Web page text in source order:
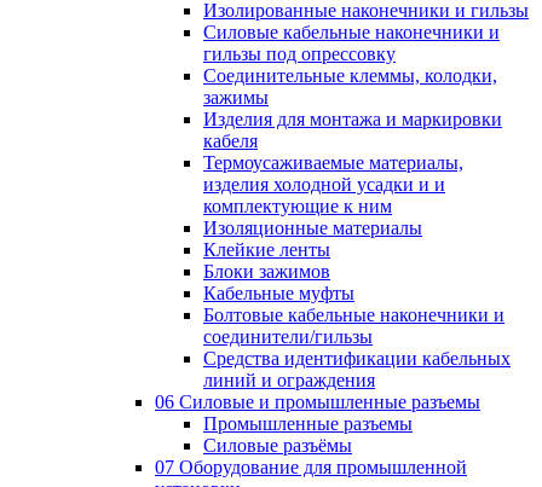
Изолированные наконечники и гильзы
Силовые кабельные наконечники и
гильзы под опрессовку
Соединительные клеммы, колодки,
зажимы
Изделия для монтажа и маркировки
кабеля
Термоусаживаемые материалы,
изделия холодной усадки и и
комплектующие к ним
Изоляционные материалы
Клейкие ленты
Блоки зажимов
Кабельные муфты
Болтовые кабельные наконечники и
соединители/гильзы
Средства идентификации кабельных
линий и ограждения
06 Силовые и промышленные разъемы
Промышленные разъемы
Силовые разъёмы
07 Оборудование для промышленной